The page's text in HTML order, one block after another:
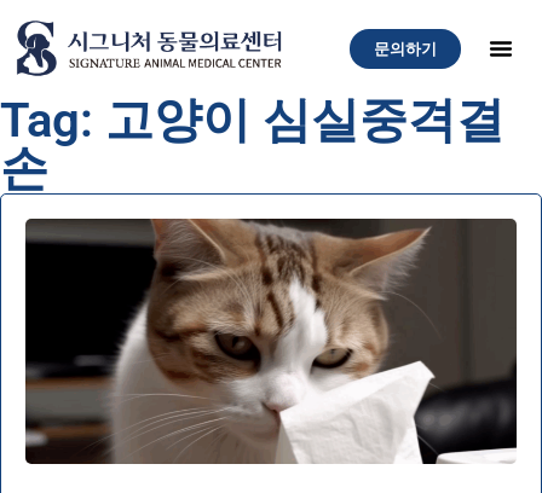
문의하기
Tag: 고양이 심실중격결
손